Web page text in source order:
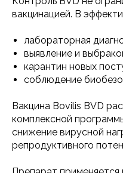
вакцинацией. В
лабораторная
выявление и
карантин новых
соблюдение
Вакцина Bovilis BVD
комплексной
снижение вирусной
репродуктивного